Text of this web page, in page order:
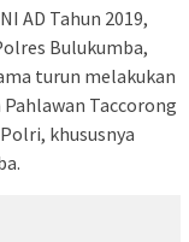
AD Tahun 2019,
Bulukumba,
turun melakukan
Taccorong
khususnya